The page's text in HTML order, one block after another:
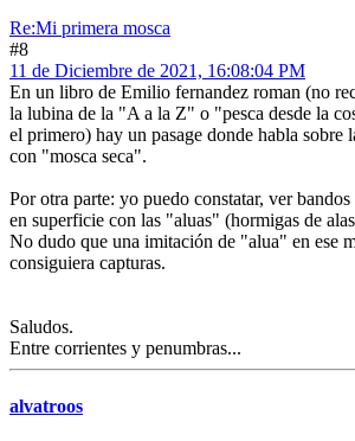
Re:Mi primera mosca
#8
11 de Diciembre de 2021, 16:08:04 PM
En un libro de Emilio fernandez roman (no
la lubina de la "A a la Z" o "pesca desde la
el primero) hay un pasage donde habla sobre
con "mosca seca".
Por otra parte: yo puedo constatar, ver bandos
en superficie con las "aluas" (hormigas de
No dudo que una imitación de "alua" en ese
consiguiera capturas.
Saludos.
Entre corrientes y penumbras...
alvatroos